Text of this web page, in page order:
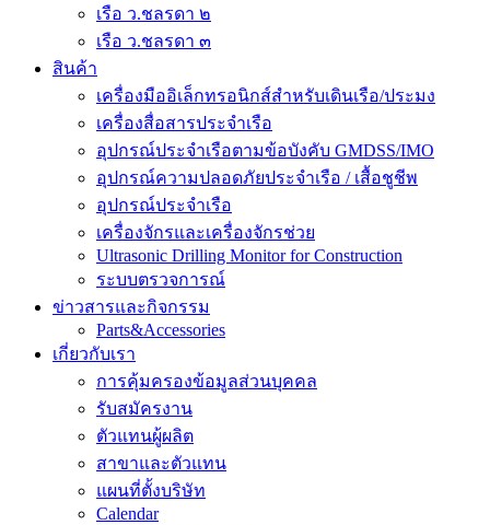
เรือ ว.ชลรดา ๒
เรือ ว.ชลรดา ๓
สินค้า
เครื่องมืออิเล็กทรอนิกส์สำหรับเดินเรือ/ประมง
เครื่องสื่อสารประจำเรือ
อุปกรณ์ประจำเรือตามข้อบังคับ GMDSS/IMO
อุปกรณ์ความปลอดภัยประจำเรือ / เสื้อชูชีพ
อุปกรณ์ประจำเรือ
เครื่องจักรและเครื่องจักรช่วย
Ultrasonic Drilling Monitor for Construction
ระบบตรวจการณ์
ข่าวสารและกิจกรรม
Parts&Accessories
เกี่ยวกับเรา
การคุ้มครองข้อมูลส่วนบุคคล
รับสมัครงาน
ตัวแทนผู้ผลิต
สาขาและตัวแทน
แผนที่ตั้งบริษัท
Calendar